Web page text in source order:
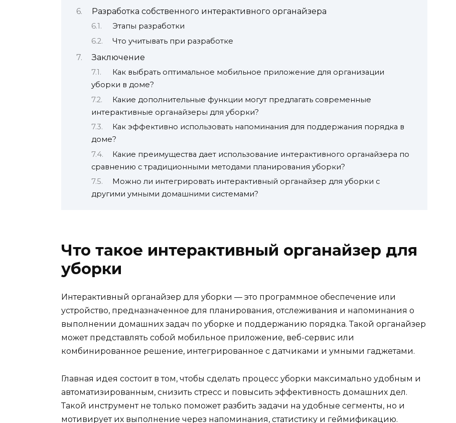
Разработка собственного интерактивного органайзера
Этапы разработки
Что учитывать при разработке
Заключение
Как выбрать оптимальное мобильное приложение для организации
уборки в доме?
Какие дополнительные функции могут предлагать современные
интерактивные органайзеры для уборки?
Как эффективно использовать напоминания для поддержания порядка в
доме?
Какие преимущества дает использование интерактивного органайзера по
сравнению с традиционными методами планирования уборки?
Можно ли интегрировать интерактивный органайзер для уборки с
другими умными домашними системами?
Что такое интерактивный органайзер для
уборки
Интерактивный органайзер для уборки — это программное обеспечение или
устройство, предназначенное для планирования, отслеживания и напоминания о
выполнении домашних задач по уборке и поддержанию порядка. Такой органайзер
может представлять собой мобильное приложение, веб-сервис или
комбинированное решение, интегрированное с датчиками и умными гаджетами.
Главная идея состоит в том, чтобы сделать процесс уборки максимально удобным и
автоматизированным, снизить стресс и повысить эффективность домашних дел.
Такой инструмент не только поможет разбить задачи на удобные сегменты, но и
мотивирует их выполнение через напоминания, статистику и геймификацию.